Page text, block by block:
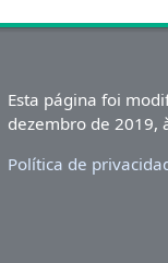
Esta página foi
dezembro de 2019,
Política de